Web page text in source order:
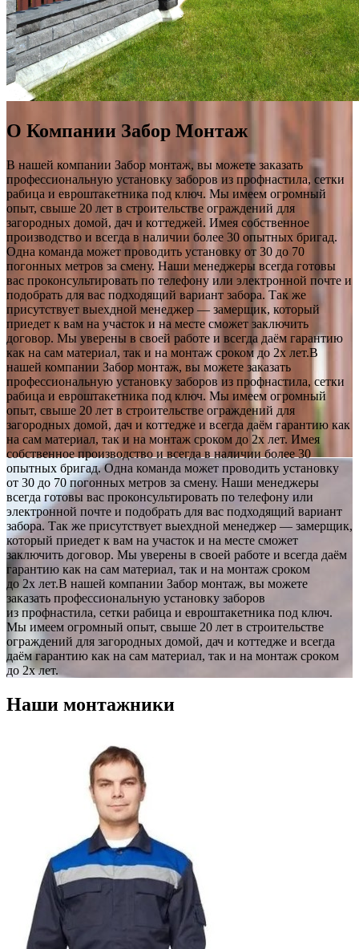
О Компании Забор Монтаж
В нашей компании Забор монтаж, вы можете заказать
профессиональную установку заборов из профнастила, сетки
рабица и евроштакетника под ключ. Мы имеем огромный
опыт, свыше 20 лет в строительстве ограждений для
загородных домой, дач и коттеджей. Имея собственное
производство и всегда в наличии более 30 опытных бригад.
Одна команда может проводить установку от 30 до 70
погонных метров за смену. Наши менеджеры всегда готовы
вас проконсультировать по телефону или электронной почте и
подобрать для вас подходящий вариант забора. Так же
присутствует выехдной менеджер — замерщик, который
приедет к вам на участок и на месте сможет заключить
договор. Мы уверены в своей работе и всегда даём гарантию
как на сам материал, так и на монтаж сроком до 2х лет.В
нашей компании Забор монтаж, вы можете заказать
профессиональную установку заборов из профнастила, сетки
рабица и евроштакетника под ключ. Мы имеем огромный
опыт, свыше 20 лет в строительстве ограждений для
загородных домой, дач и коттедже и всегда даём гарантию как
на сам материал, так и на монтаж сроком до 2х лет. Имея
собственное производство и всегда в наличии более 30
опытных бригад. Одна команда может проводить установку
от 30 до 70 погонных метров за смену. Наши менеджеры
всегда готовы вас проконсультировать по телефону или
электронной почте и подобрать для вас подходящий вариант
забора. Так же присутствует выехдной менеджер — замерщик,
который приедет к вам на участок и на месте сможет
заключить договор. Мы уверены в своей работе и всегда даём
гарантию как на сам материал, так и на монтаж сроком
до 2х лет.В нашей компании Забор монтаж, вы можете
заказать профессиональную установку заборов
из профнастила, сетки рабица и евроштакетника под ключ.
Мы имеем огромный опыт, свыше 20 лет в строительстве
ограждений для загородных домой, дач и коттедже и всегда
даём гарантию как на сам материал, так и на монтаж сроком
до 2х лет.
Наши монтажники